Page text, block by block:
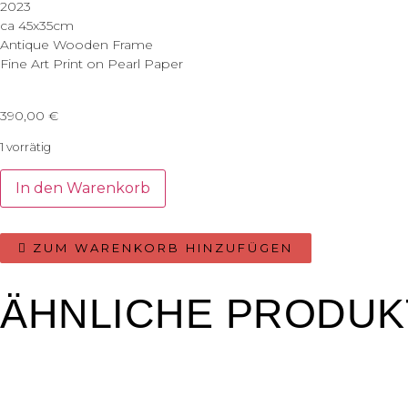
2023
ca 45x35cm
Antique Wooden Frame
Fine Art Print on Pearl Paper
390,00 €
1 vorrätig
In den Warenkorb
ZUM WARENKORB HINZUFÜGEN
ÄHNLICHE